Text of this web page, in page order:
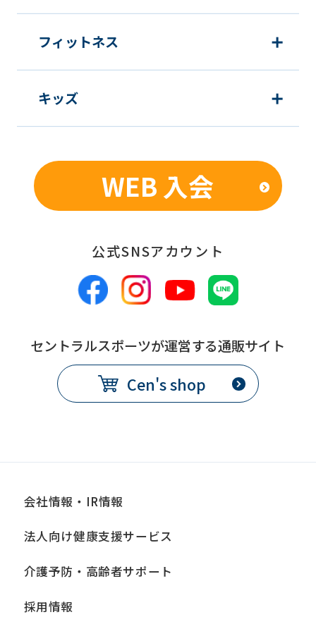
フィットネス
キッズ
WEB 入会
公式SNSアカウント
セントラルスポーツが運営する通販サイト
Cen's shop
会社情報・IR情報
法人向け健康支援サービス
介護予防・高齢者サポート
採用情報